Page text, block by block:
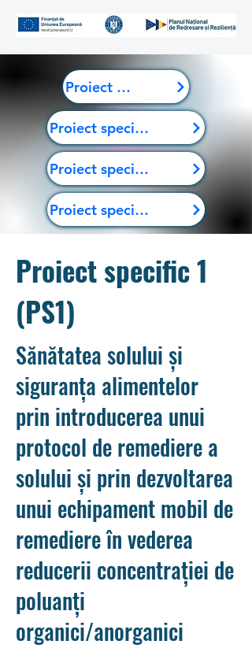
Proiect specific 2
Proiect specific 3
Proiect specific 4
Proiect specific 5
Proiect specific 1
(PS1)
Sănătatea solului și
siguranța alimentelor
prin introducerea unui
protocol de remediere a
solului și prin dezvoltarea
unui echipament mobil de
remediere în vederea
reducerii concentrației de
poluanți
organici/anorganici